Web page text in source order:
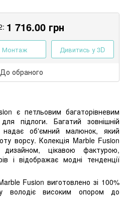
1 716.00 грн
Монтаж Дивитись у 3D
До обраного
є петльовим багаторівневим
підлоги. Багатий зовнішній
надає об'ємний малюнок, який
ворсу. Колекція Marble Fusion
дизайном, цікавою фактурою,
і відображає модні тенденції
Fusion виготовлено зі 100%
володіє високим опором до